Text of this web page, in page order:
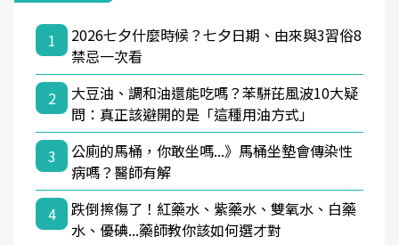
1
2026七夕什麼時候？七夕日期、由來與3習俗8
禁忌一次看
2
大豆油、調和油還能吃嗎？苯駢芘風波10大疑
問：真正該避開的是「這種用油方式」
3
公廁的馬桶，你敢坐嗎...》馬桶坐墊會傳染性
病嗎？醫師有解
4
跌倒擦傷了！紅藥水、紫藥水、雙氧水、白藥
水、優碘...藥師教你該如何選才對